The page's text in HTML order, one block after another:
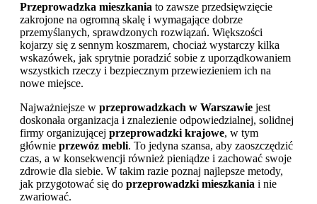
Przeprowadzka mieszkania to zawsze przedsięwzięcie
zakrojone na ogromną skalę i wymagające dobrze
przemyślanych, sprawdzonych rozwiązań. Większości
kojarzy się z sennym koszmarem, chociaż wystarczy kilka
wskazówek, jak sprytnie poradzić sobie z uporządkowaniem
wszystkich rzeczy i bezpiecznym przewiezieniem ich na
nowe miejsce.
Najważniejsze w przeprowadzkach w Warszawie jest
doskonała organizacja i znalezienie odpowiedzialnej, solidnej
firmy organizującej przeprowadzki krajowe, w tym
głównie przewóz mebli. To jedyna szansa, aby zaoszczędzić
czas, a w konsekwencji również pieniądze i zachować swoje
zdrowie dla siebie. W takim razie poznaj najlepsze metody,
jak przygotować się do przeprowadzki mieszkania i nie
zwariować.